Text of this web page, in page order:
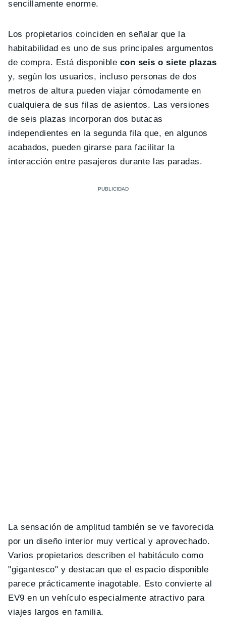
sencillamente enorme.
Los propietarios coinciden en señalar que la
habitabilidad es uno de sus principales argumentos
de compra. Está disponible con seis o siete plazas
y, según los usuarios, incluso personas de dos
metros de altura pueden viajar cómodamente en
cualquiera de sus filas de asientos. Las versiones
de seis plazas incorporan dos butacas
independientes en la segunda fila que, en algunos
acabados, pueden girarse para facilitar la
interacción entre pasajeros durante las paradas.
La sensación de amplitud también se ve favorecida
por un diseño interior muy vertical y aprovechado.
Varios propietarios describen el habitáculo como
"gigantesco" y destacan que el espacio disponible
parece prácticamente inagotable. Esto convierte al
EV9 en un vehículo especialmente atractivo para
viajes largos en familia.